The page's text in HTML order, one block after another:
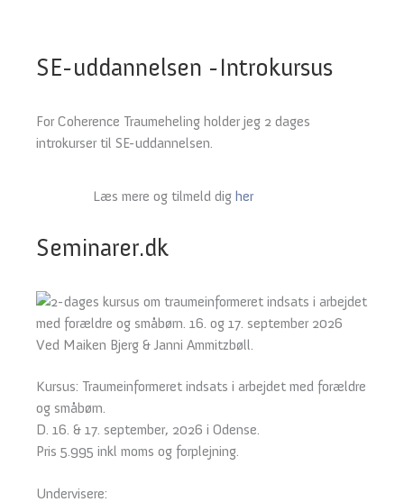
SE-uddannelsen -Introkursus
For Coherence Traumeheling holder jeg 2 dages
introkurser til SE-uddannelsen.
Læs mere og tilmeld dig her
Seminarer.dk
Kursus: Traumeinformeret indsats i arbejdet med forældre
og småbørn.
D. 16. & 17. september, 2026 i Odense.
Pris 5.995 inkl moms og forplejning.
Undervisere: